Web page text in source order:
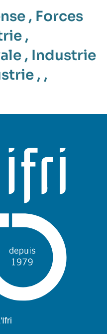
, Forces
,
, Industrie
, ,